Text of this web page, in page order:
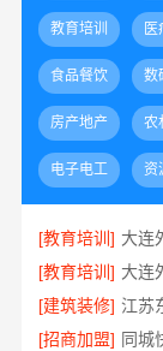
教育培训 医
食品餐饮 数
房产地产 农
电子电工 资
[教育培训] 大连
[教育培训] 大连
[建筑装修] 江苏
[招商加盟] 同城